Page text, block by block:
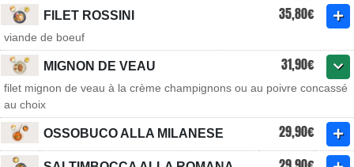
FILET ROSSINI 35,80€
viande de boeuf
MIGNON DE VEAU 31,90€
filet mignon de veau à la crème champignons ou au poivre concassé
au choix
OSSOBUCO ALLA MILANESE 29,90€